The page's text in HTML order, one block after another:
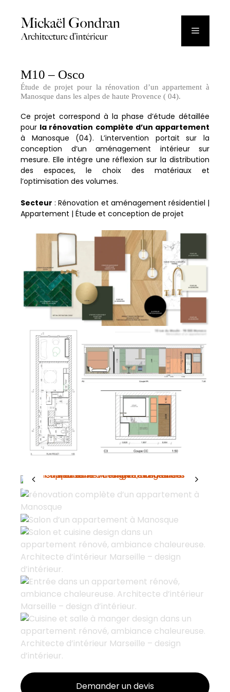
contenu
Menu
M10 – Osco
Étude de projet pour la rénovation d’un appartement à
Manosque dans les alpes de haute Provence ( 04).
Ce projet correspond à la phase d’étude détaillée
pour la rénovation complète d’un appartement
à Manosque (04). L’intervention portait sur la
conception d’un aménagement intérieur sur
mesure. Elle intégre une réflexion sur la distribution
des espaces, le choix des matériaux et
l’optimisation des volumes.
Secteur : Rénovation et aménagement résidentiel |
Appartement | Étude et conception de projet
Demander un devis